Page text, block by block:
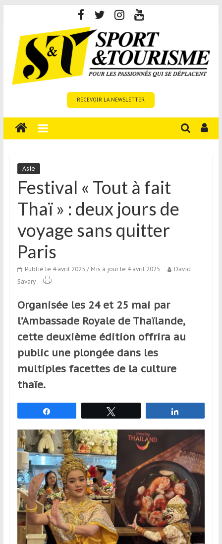
content
Tourisme
est
média
sur
tourisme
sportif
qui
s’adresse
aux
voyageurs
ponctuels
réguliers,
pratiquants,
passionnés
ou
simples
spectateurs
de
sport,
déplacent
en
France
l’étranger
pour
assouvir
leur
passion,
RECEVOIR LA NEWSLETTER
Asie
Festival « Tout à fait
Thaï » : deux jours de
voyage sans quitter
Paris
Publié le 4 avril 2025 / Mis à jour le 4 avril 2025
David
Savary
Organisée les 24 et 25 mai par
l’Ambassade Royale de Thaïlande,
cette deuxième édition offrira au
public une plongée dans les
multiples facettes de la culture
thaïe.